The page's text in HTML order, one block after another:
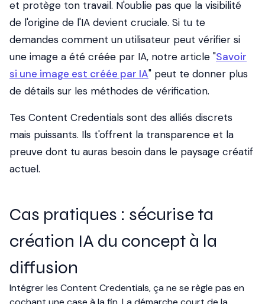
et protège ton travail. N'oublie pas que la visibilité
de l'origine de l'IA devient cruciale. Si tu te
demandes comment un utilisateur peut vérifier si
une image a été créée par IA, notre article "Savoir
si une image est créée par IA" peut te donner plus
de détails sur les méthodes de vérification.
Tes Content Credentials sont des alliés discrets
mais puissants. Ils t'offrent la transparence et la
preuve dont tu auras besoin dans le paysage créatif
actuel.
Cas pratiques : sécurise ta
création IA du concept à la
diffusion
Intégrer les Content Credentials, ça ne se règle pas en